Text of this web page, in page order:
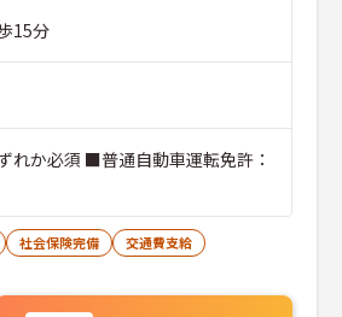
15分
か必須 ■普通自動車運転免許：
社会保険完備
交通費支給